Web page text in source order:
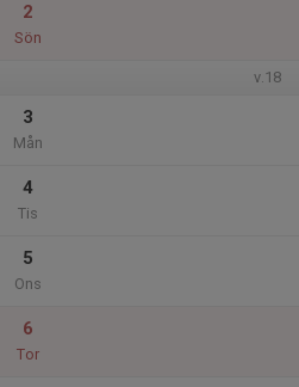
2
Sön
v.18
3
Mån
4
Tis
5
Ons
6
Tor